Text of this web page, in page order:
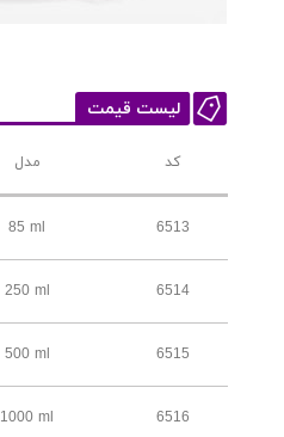
لیست قیمت
کد مدل
6513
85 ml
6514
250 ml
6515
500 ml
6516
1000 ml